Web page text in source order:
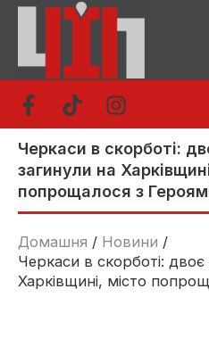
Перейти
вмісту
Черкаси в скорботі:
загинули на
попрощалося з
Домашня
Новини
Черкаси в скорботі: двоє
Харківщині, місто